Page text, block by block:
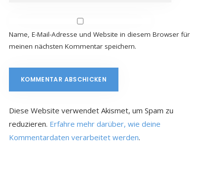
Name, E-Mail-Adresse und Website in diesem Browser für
meinen nächsten Kommentar speichern.
Diese Website verwendet Akismet, um Spam zu
reduzieren. Erfahre mehr darüber, wie deine
Kommentardaten verarbeitet werden.